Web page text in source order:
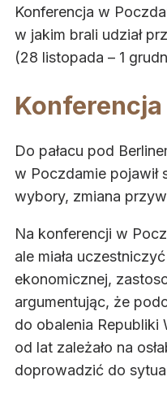
Konferencja w
w jakim brali udział
(28 listopada – 1
Do pałacu pod
w Poczdamie pojawił
wybory, zmiana
Na konferencji w
ale miała
ekonomicznej,
argumentując, że
do obalenia
od lat zależało na
doprowadzić do